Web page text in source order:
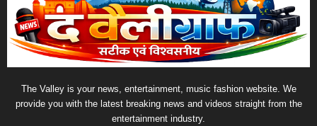
The Valley is your news, entertainment, music fashion website. We
provide you with the latest breaking news and videos straight from the
entertainment industry.